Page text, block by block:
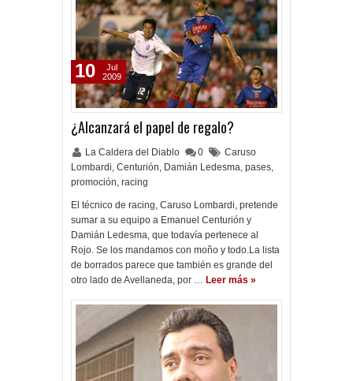
¿Alcanzará el papel de regalo?
La Caldera del Diablo 0
Caruso
Lombardi, Centurión, Damián Ledesma, pases,
promoción, racing
El técnico de racing, Caruso Lombardi, pretende
sumar a su equipo a Emanuel Centurión y
Damián Ledesma, que todavía pertenece al
Rojo. Se los mandamos con moño y todo.La lista
de borrados parece que también es grande del
otro lado de Avellaneda, por … Leer más »
10
Jul
2009